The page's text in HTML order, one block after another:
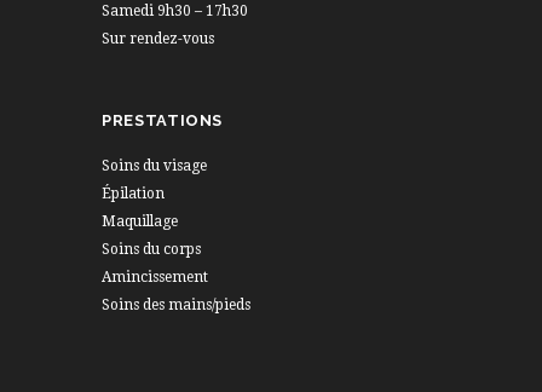
Samedi 9h30 – 17h30
Sur rendez-vous
PRESTATIONS
Soins du visage
Épilation
Maquillage
Soins du corps
Amincissement
Soins des mains/pieds